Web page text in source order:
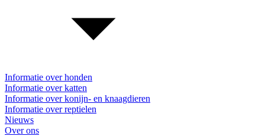
Informatie over honden
Informatie over katten
Informatie over konijn- en knaagdieren
Informatie over reptielen
Nieuws
Over ons